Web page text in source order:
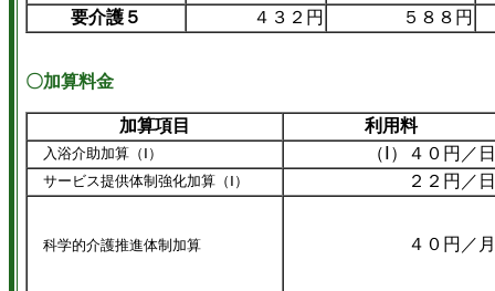
要介護５
４３２円 ５８８円
〇加算料金
加算項目 利用料
入浴介助加算（Ⅰ） （Ⅰ）４０円／日
サービス提供体制強化加算（Ⅰ） ２２円／日
科学的介護推進体制加算 ４０円／月